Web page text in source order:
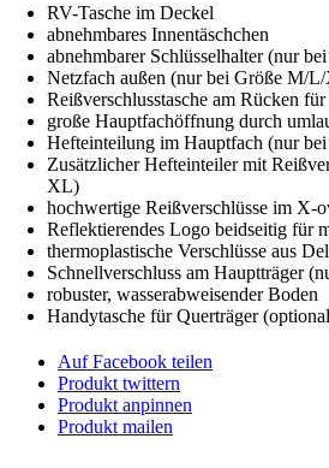
RV-Tasche im Deckel
abnehmbares Innentäschchen
abnehmbarer Schlüsselhalter (nur
Netzfach außen (nur bei Größe M/
Reißverschlusstasche am Rücken für
große Hauptfachöffnung durch
Hefteinteilung im Hauptfach (nur
Zusätzlicher Hefteinteiler mit
XL)
hochwertige Reißverschlüsse im X-
Reflektierendes Logo beidseitig für
thermoplastische Verschlüsse aus
Schnellverschluss am Hauptträger
robuster, wasserabweisender Boden
Handytasche für Querträger
Auf Facebook teilen
Produkt twittern
Produkt anpinnen
Produkt mailen